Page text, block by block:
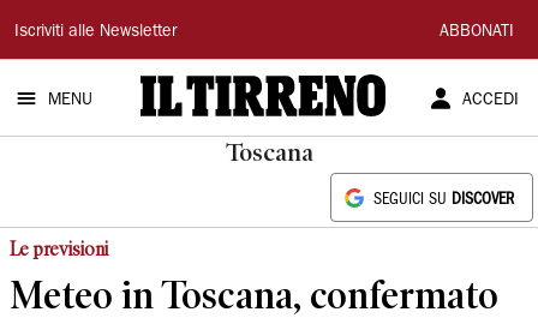
Il
Tirreno
Iscriviti alle Newsletter ABBONATI
MENU ACCEDI
Toscana
SEGUICI SU DISCOVER
Le previsioni
Meteo in Toscana, confermato